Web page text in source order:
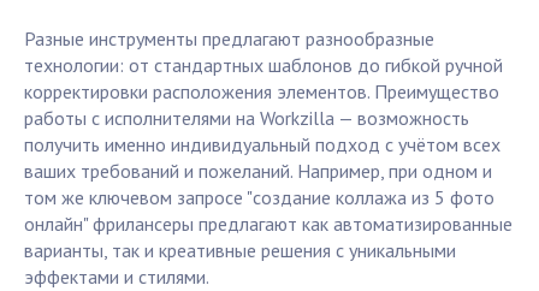
Разные инструменты предлагают разнообразные
технологии: от стандартных шаблонов до гибкой ручной
корректировки расположения элементов. Преимущество
работы с исполнителями на Workzilla — возможность
получить именно индивидуальный подход с учётом всех
ваших требований и пожеланий. Например, при одном и
том же ключевом запросе "создание коллажа из 5 фото
онлайн" фрилансеры предлагают как автоматизированные
варианты, так и креативные решения с уникальными
эффектами и стилями.